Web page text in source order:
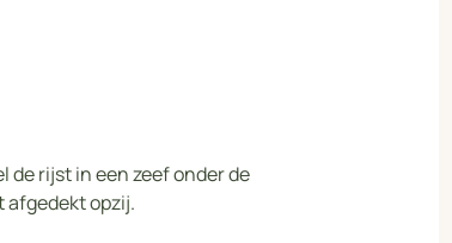
de rijst in een zeef onder de
afgedekt opzij.